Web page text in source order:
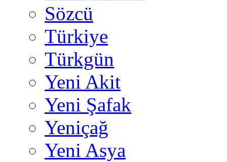
Sözcü
Türkiye
Türkgün
Yeni Akit
Yeni Şafak
Yeniçağ
Yeni Asya